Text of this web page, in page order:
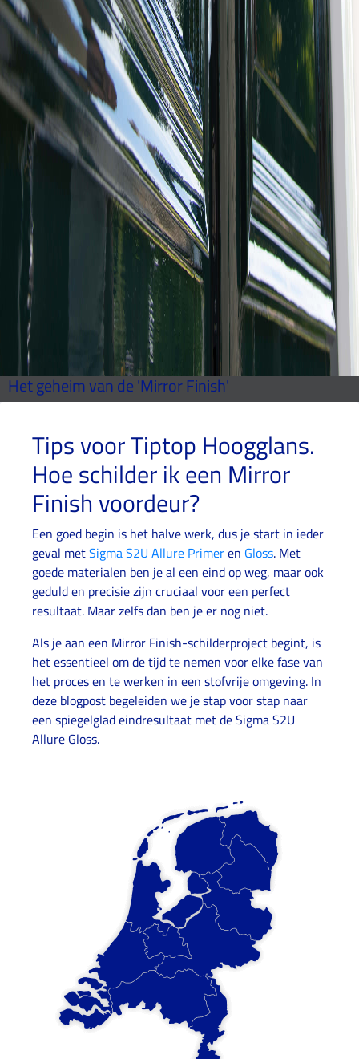
Het geheim van de 'Mirror Finish'
Tips voor Tiptop Hoogglans.
Hoe schilder ik een Mirror
Finish voordeur?
Een goed begin is het halve werk, dus je start in ieder
geval metSigma S2U Allure Primeren Gloss. Met
goede materialen ben je al een eind op weg, maar ook
geduld en precisie zijn cruciaal voor een perfect
resultaat. Maar zelfs dan ben je er nog niet.
Als je aan een Mirror Finish-schilderproject begint, is
het essentieel om de tijd te nemen voor elke fase van
het proces en te werken in een stofvrije omgeving. In
deze blogpost begeleiden we je stap voor stap naar
een spiegelglad eindresultaat met de Sigma S2U
Allure Gloss.